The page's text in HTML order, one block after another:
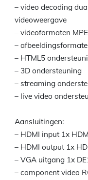
– video decoding
videoweergave
– videoformaten
–
– HTML5
– 3D ondersteuning
– streaming
– live video
Aansluitingen:
– HDMI input 1x
– HDMI output 1x
– VGA uitgang 1x
– component video